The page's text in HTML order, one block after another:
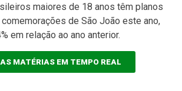
maiores de 18 anos têm planos
de São João este ano,
em relação ao ano anterior.
MATÉRIAS EM TEMPO REAL